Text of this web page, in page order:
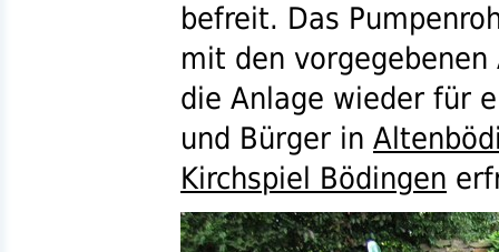
befreit. Das
mit den
die Anlage wieder für
und Bürger in
Kirchspiel Bödingen